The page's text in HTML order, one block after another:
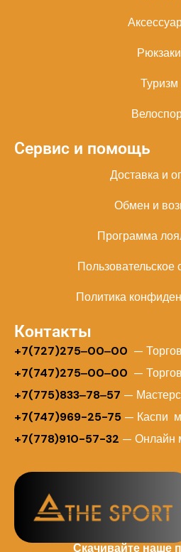
Рюкзаки
Туризм
Сервис и помощь
Доставка и
Обмен и
Программа
Пользовательское
Политика
Контакты
+7(727)275‒00‒00 —
+7(747)275‒00‒00 —
+7(775)833‒78‒57 —
+7(747)969-25-75 — Каспи
+7(778)910-57-32 — Онлайн
Скачивайте наше